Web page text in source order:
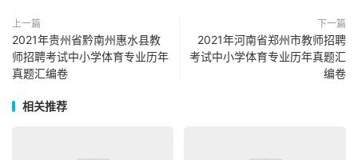
上一篇
2021年贵州省黔南州惠水县教
师招聘考试中小学体育专业历年
真题汇编卷
下一篇
2021年河南省郑州市教师招聘
考试中小学体育专业历年真题汇
编卷
相关推荐